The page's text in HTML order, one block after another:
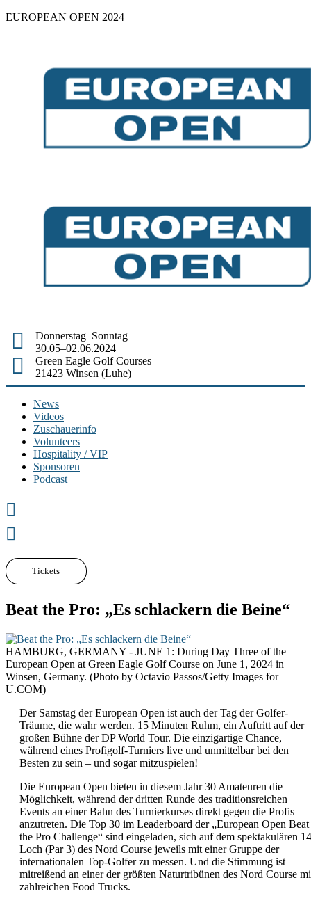
EUROPEAN OPEN 2024
Donnerstag–Sonntag
30.05–02.06.2024
Green Eagle Golf Courses
21423 Winsen (Luhe)
News
Videos
Zuschauerinfo
Volunteers
Hospitality / VIP
Sponsoren
Podcast
Tickets
Beat the Pro: „Es schlackern die Beine“
HAMBURG, GERMANY - JUNE 1: During Day Three of the
European Open at Green Eagle Golf Course on June 1, 2024 in
Winsen, Germany. (Photo by Octavio Passos/Getty Images for
U.COM)
Der Samstag der European Open ist auch der Tag der Golfer-
Träume, die wahr werden. 15 Minuten Ruhm, ein Auftritt auf der
großen Bühne der DP World Tour. Die einzigartige Chance,
während eines Profigolf-Turniers live und unmittelbar bei den
Besten zu sein – und sogar mitzuspielen!
Die European Open bieten in diesem Jahr 30 Amateuren die
Möglichkeit, während der dritten Runde des traditionsreichen
Events an einer Bahn des Turnierkurses direkt gegen die Profis
anzutreten. Die Top 30 im Leaderboard der „European Open Beat
the Pro Challenge“ sind eingeladen, sich auf dem spektakulären
Loch (Par 3) des Nord Course jeweils mit einer Gruppe der
internationalen Top-Golfer zu messen. Und die Stimmung ist
mitreißend an einer der größten Naturtribünen des Nord Course
zahlreichen Food Trucks.